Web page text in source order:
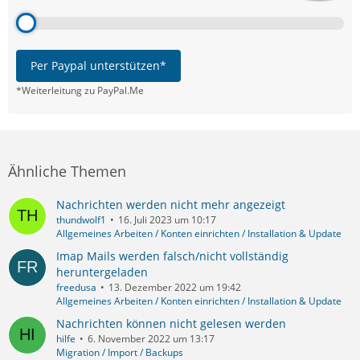
Per Paypal unterstützen*
*Weiterleitung zu PayPal.Me
Ähnliche Themen
Nachrichten werden nicht mehr angezeigt
thundwolf1
16. Juli 2023 um 10:17
Allgemeines Arbeiten / Konten einrichten / Installation & Update
Imap Mails werden falsch/nicht vollständig
heruntergeladen
freedusa
13. Dezember 2022 um 19:42
Allgemeines Arbeiten / Konten einrichten / Installation & Update
Nachrichten können nicht gelesen werden
hilfe
6. November 2022 um 13:17
Migration / Import / Backups